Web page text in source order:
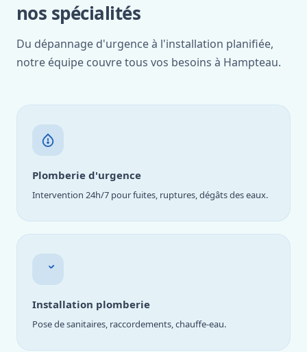
nos spécialités
Du dépannage d'urgence à l'installation planifiée,
notre équipe couvre tous vos besoins à Hampteau.
Plomberie d'urgence
Intervention 24h/7 pour fuites, ruptures, dégâts des eaux.
Installation plomberie
Pose de sanitaires, raccordements, chauffe-eau.